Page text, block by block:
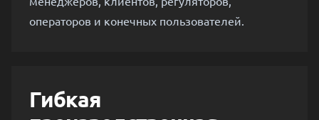
операторов и конечных пользователей.
Гибкая